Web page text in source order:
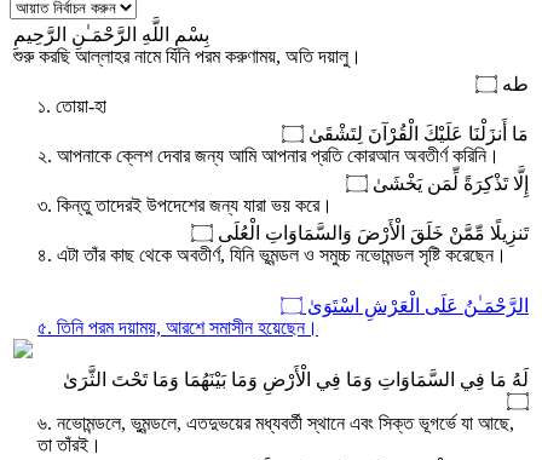
بِسْمِ اللَّهِ الرَّحْمَـٰنِ الرَّحِيمِ
শুরু করছি আল্লাহর নামে যিনি পরম করুণাময়, অতি দয়ালু।
طه ۝
১. তোয়া-হা
مَا أَنزَلْنَا عَلَيْكَ الْقُرْآنَ لِتَشْقَىٰ ۝
২. আপনাকে ক্লেশ দেবার জন্য আমি আপনার প্রতি কোরআন অবতীর্ণ করিনি।
إِلَّا تَذْكِرَةً لِّمَن يَخْشَىٰ ۝
৩. কিন্তু তাদেরই উপদেশের জন্য যারা ভয় করে।
تَنزِيلًا مِّمَّنْ خَلَقَ الْأَرْضَ وَالسَّمَاوَاتِ الْعُلَى ۝
৪. এটা তাঁর কাছ থেকে অবতীর্ণ, যিনি ভূমন্ডল ও সমুচ্চ নভোমন্ডল সৃষ্টি করেছেন।
الرَّحْمَـٰنُ عَلَى الْعَرْشِ اسْتَوَىٰ ۝
৫. তিনি পরম দয়াময়, আরশে সমাসীন হয়েছেন।
لَهُ مَا فِي السَّمَاوَاتِ وَمَا فِي الْأَرْضِ وَمَا بَيْنَهُمَا وَمَا تَحْتَ الثَّرَىٰ
۝
৬. নভোমন্ডলে, ভুমন্ডলে, এতদুভয়ের মধ্যবর্তী স্থানে এবং সিক্ত ভূগর্ভে যা আছে,
তা তাঁরই।